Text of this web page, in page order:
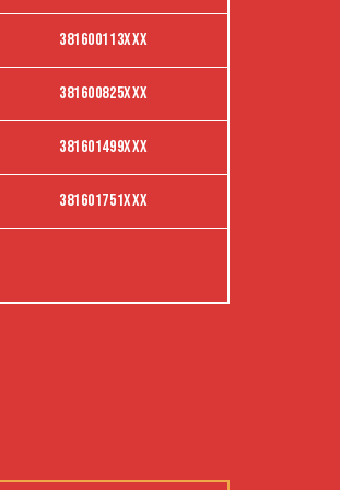
381600113XXX
381600825XXX
381601499XXX
381601751XXX